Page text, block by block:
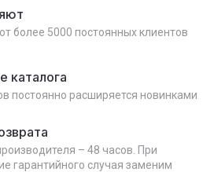
более 5000 постоянных клиентов
каталога
постоянно расширяется новинками
– 48 часов. При
гарантийного случая заменим